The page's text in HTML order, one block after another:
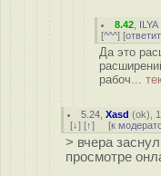
8.42
[^^^] [
Да это
рабоч...
5.24 ,Xasd (ok),
[↓] [↑] [к
> вчера
просмотре